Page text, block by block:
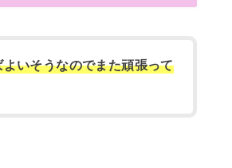
いそうなのでまた頑張って